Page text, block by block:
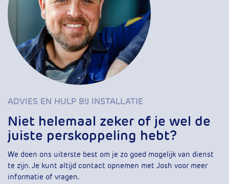
ADVIES EN HULP BIJ INSTALLATIE
Niet helemaal zeker of je wel de
juiste perskoppeling hebt?
We doen ons uiterste best om je zo goed mogelijk van dienst
te zijn. Je kunt altijd contact opnemen met Josh voor meer
informatie of vragen.